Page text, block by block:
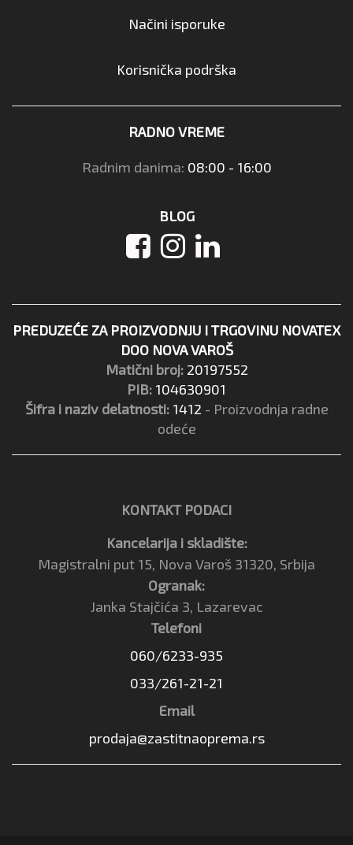
Načini isporuke
Korisnička podrška
RADNO VREME
Radnim danima: 08:00 - 16:00
BLOG
PREDUZEĆE ZA PROIZVODNJU I TRGOVINU NOVATEX
DOO NOVA VAROŠ
Matični broj: 20197552
PIB: 104630901
Šifra i naziv delatnosti: 1412 - Proizvodnja radne
odeće
KONTAKT PODACI
Kancelarija i skladište:
Magistralni put 15, Nova Varoš 31320, Srbija
Ogranak:
Janka Stajčića 3, Lazarevac
Telefoni
060/6233-935
033/261-21-21
Email
prodaja@zastitnaoprema.rs